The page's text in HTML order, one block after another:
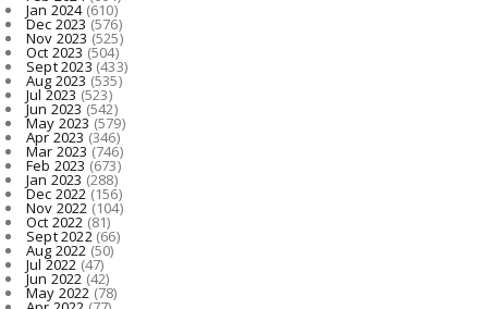
Jan 2024(610)
Dec 2023(576)
Nov 2023 (525)
Oct 2023 (504)
Sept 2023 (433)
Aug 2023 (535)
Jul 2023 (523)
Jun 2023(542)
May 2023(579)
Apr 2023 (346)
Mar 2023 (746)
Feb 2023 (673)
Jan 2023 (288)
Dec 2022(156)
Nov 2022 (104)
Oct 2022 (81)
Sept 2022(66)
Aug 2022 (50)
Jul 2022 (47)
Jun 2022(42)
May 2022(78)